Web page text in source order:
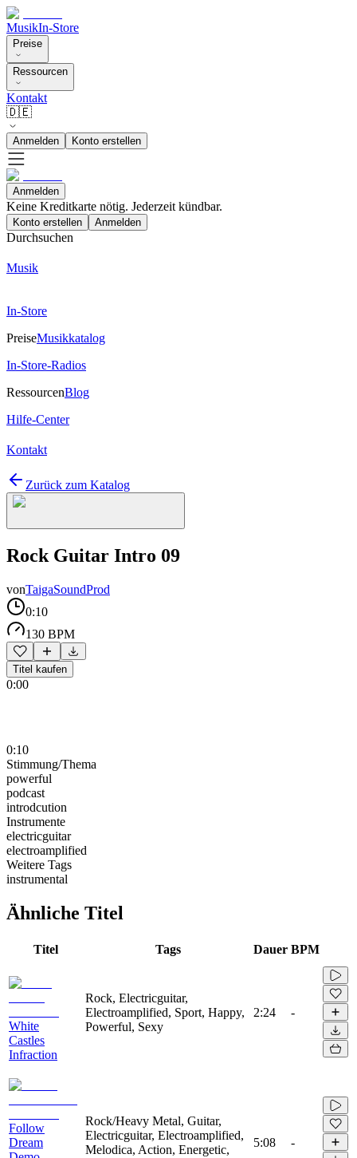
MusikIn-Store
Preise
Ressourcen
Kontakt
🇩🇪
Anmelden Konto erstellen
Anmelden
Keine Kreditkarte nötig. Jederzeit kündbar.
Konto erstellen Anmelden
Durchsuchen
Musik
In-Store
PreiseMusikkatalog
In-Store-Radios
RessourcenBlog
Hilfe-Center
Kontakt
Zurück zum Katalog
Rock Guitar Intro 09
vonTaigaSoundProd
0:10
130 BPM
Titel kaufen
0:00
0:10
Stimmung/Thema
powerful
podcast
introdcution
Instrumente
electricguitar
electroamplified
Weitere Tags
instrumental
Ähnliche Titel
Titel Tags Dauer BPM
White
Castles
Infraction
Rock, Electricguitar,
Electroamplified, Sport, Happy,
Powerful, Sexy
2:24 -
Follow
Dream
Rock/Heavy Metal, Guitar,
Electricguitar, Electroamplified,
Melodica, Action, Energetic,
5:08 -